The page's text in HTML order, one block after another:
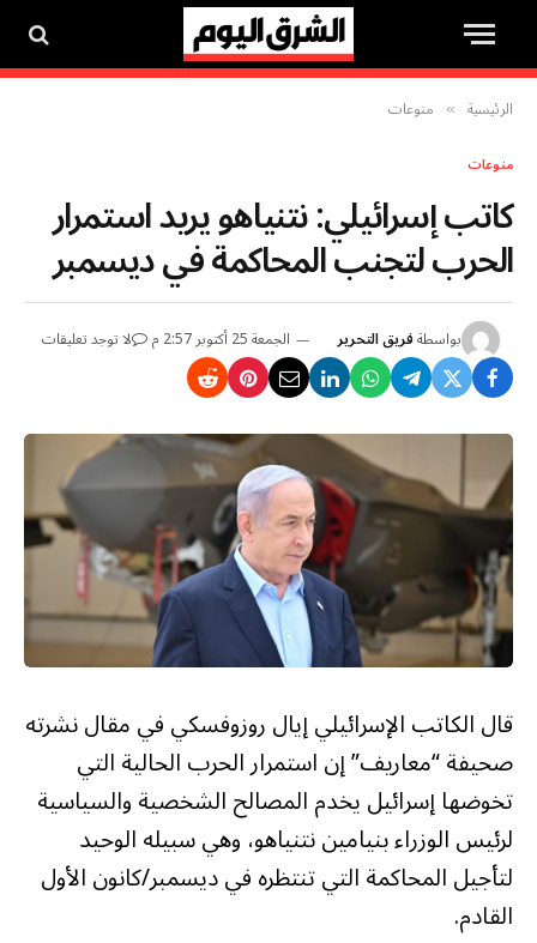
الرئيسية » منوعات
منوعات
كاتب إسرائيلي: نتنياهو يريد استمرار
الحرب لتجنب المحاكمة في ديسمبر
بواسطةفريق التحرير الجمعة 25 أكتوبر 2:57 م لا توجد تعليقات
قال الكاتب الإسرائيلي إيال روزوفسكي في مقال نشرته
صحيفة “معاريف” إن استمرار الحرب الحالية التي
تخوضها إسرائيل يخدم المصالح الشخصية والسياسية
لرئيس الوزراء بنيامين نتنياهو، وهي سبيله الوحيد
لتأجيل المحاكمة التي تنتظره في ديسمبر/كانون الأول
القادم.